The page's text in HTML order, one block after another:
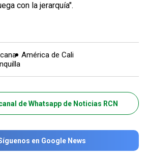
con la jerarquía".
América de Cali
de Whatsapp de Noticias RCN
en Google News